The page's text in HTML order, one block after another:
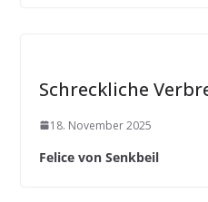
Schreckliche
18. November 2025
Felice von Senkbeil